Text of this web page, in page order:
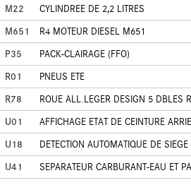
M22
CYLINDREE DE 2,2 LITRES
M651
R4 MOTEUR DIESEL M651
P35
PACK-CLAIRAGE (FFO)
R01
PNEUS ETE
R78
ROUE ALL.LEGER DESIGN 5 DBLES
U01
AFFICHAGE ETAT DE CEINTURE
U18
DETECTION AUTOMATIQUE DE
U41
SEPARATEUR CARBURANT-EAU ET